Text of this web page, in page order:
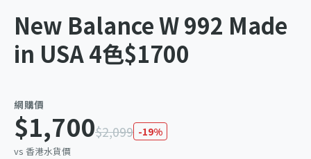
New Balance W 992 Made
in USA 4色$1700
網購價
$1,700$2,099 -19%
vs 香港水貨價